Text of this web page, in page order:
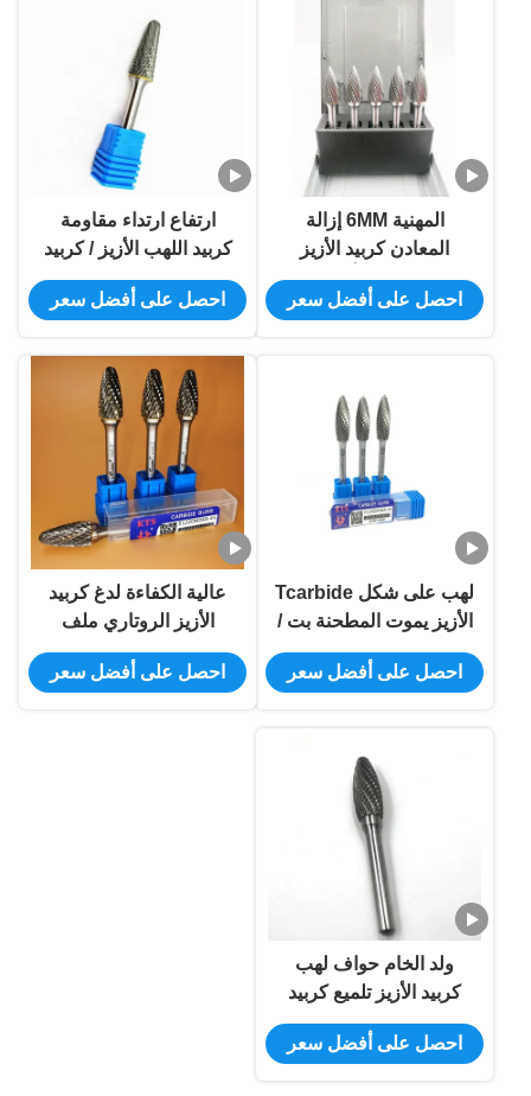
المهنية 6MM إزالة
المعادن كربيد الأزيز
تخصيص حجم تأثير المتانة
احصل على أفضل سعر
ارتفاع ارتداء مقاومة
كربيد اللهب الأزيز / كربيد
التنغستن ملف الروتاري
احصل على أفضل سعر
لهب على شكل Tcarbide
الأزيز يموت المطحنة بت /
6MM الكرة رئيس كربيد
الأزيز الروتاري
احصل على أفضل سعر
عالية الكفاءة لدغ كربيد
الأزيز الروتاري ملف
الحفر بت تخصيص شعار
احصل على أفضل سعر
ولد الخام حواف لهب
كربيد الأزيز تلميع كربيد
الأزيز أداة
احصل على أفضل سعر